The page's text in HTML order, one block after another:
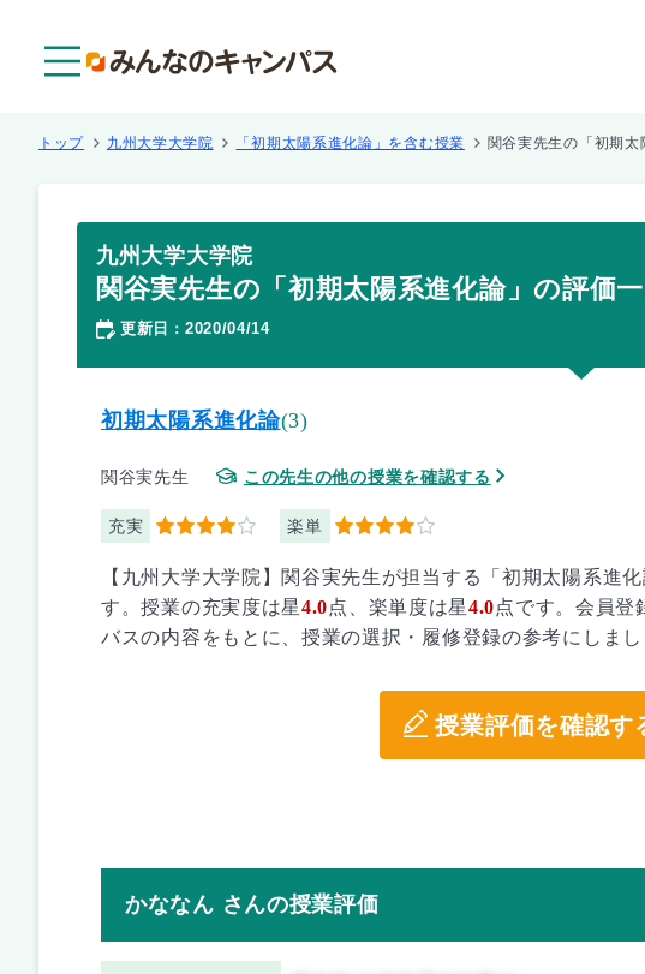
トップ 九州大学大学院 「初期太陽系進化論」を含む授業 関谷実先生の「初期
九州大学大学院
関谷実先生の「初期太陽系進化論」の評価
更新日 ： 2020/04/14
初期太陽系進化論(3)
関谷実先生 この先生の他の授業を確認する
充実 4 楽単 4
【九州大学大学院】関谷実先生が担当する「初期太陽系進
す。授業の充実度は星4.0点、楽単度は星4.0点です。会員登
バスの内容をもとに、授業の選択・履修登録の参考にしまし
授業評価を確認す
かななん さんの授業評価